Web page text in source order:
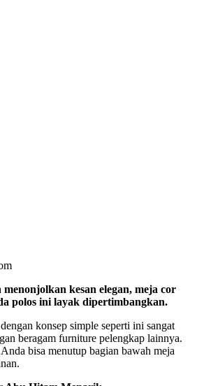
kesan elegan, meja cor
polos ini layak dipertimbangkan.
konsep simple seperti ini sangat
beragam furniture pelengkap lainnya.
bisa menutup bagian bawah meja